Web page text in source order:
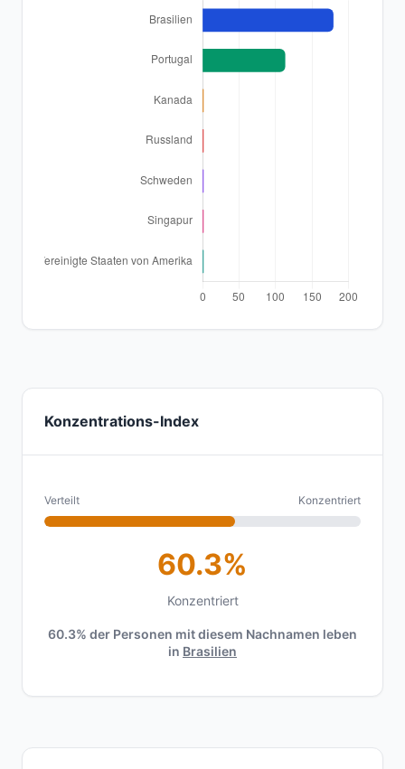
Konzentrations-Index
Verteilt Konzentriert
60.3%
Konzentriert
60.3% der Personen mit diesem Nachnamen leben
in Brasilien